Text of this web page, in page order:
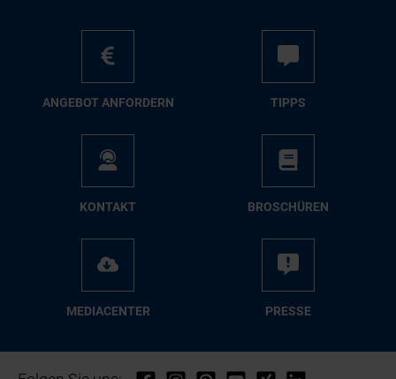
AN­GE­BOT AN­FOR­DERN TIPPS
KON­TAKT BRO­SCHÜ­REN
ME­DIA­CEN­TER PRES­SE